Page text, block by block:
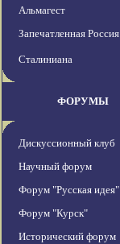
Альмагест
Запечатленная Россия
Сталиниана
ФОРУМЫ
Дискуссионный клуб
Научный форум
Форум "Русская идея"
Форум "Курск"
Исторический форум